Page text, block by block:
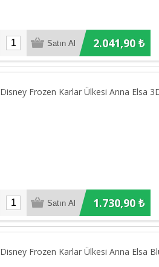
2.041,90 ₺
Disney Frozen Karlar Ülkesi Anna Elsa
1.730,90 ₺
Disney Frozen Karlar Ülkesi Anna Elsa